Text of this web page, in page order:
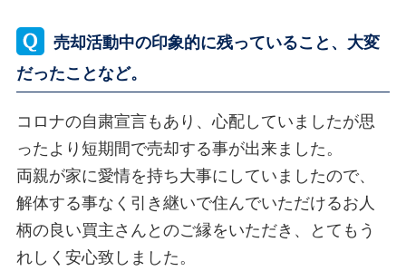
売却活動中の印象的に残っていること、大変
だったことなど。
コロナの自粛宣言もあり、心配していましたが思
ったより短期間で売却する事が出来ました。
両親が家に愛情を持ち大事にしていましたので、
解体する事なく引き継いで住んでいただけるお人
柄の良い買主さんとのご縁をいただき、とてもう
れしく安心致しました。